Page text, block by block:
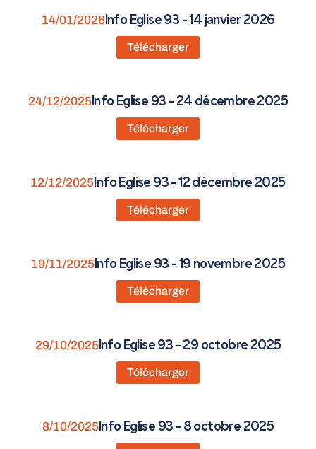
14/01/2026Info Eglise 93 - 14 janvier 2026
Télécharger
24/12/2025Info Eglise 93 - 24 décembre 2025
Télécharger
12/12/2025 Info Eglise 93 - 12 décembre 2025
Télécharger
19/11/2025Info Eglise 93 - 19 novembre 2025
Télécharger
29/10/2025Info Eglise 93 - 29 octobre 2025
Télécharger
8/10/2025Info Eglise 93 - 8 octobre 2025